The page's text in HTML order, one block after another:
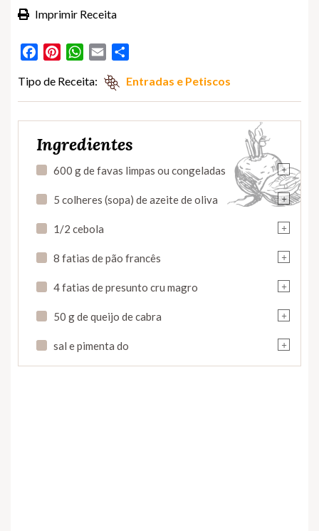
Imprimir Receita
FacebookPinterestWhatsApp
Email
Tipo de Receita: Entradas e Petiscos
Ingredientes
+
600 g de favas limpas ou congeladas
+
5 colheres (sopa) de azeite de oliva
+
1/2 cebola
+
8 fatias de pão francês
+
4 fatias de presunto cru magro
+
50 g de queijo de cabra
+
sal e pimenta do